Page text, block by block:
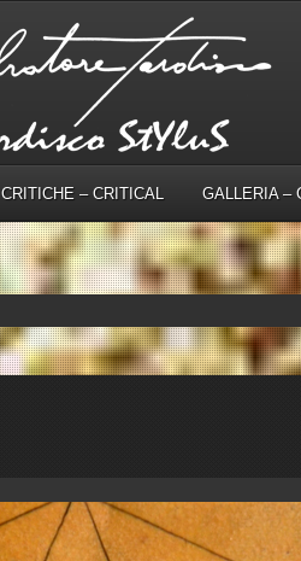
CRITICHE – CRITICAL GALLERIA –